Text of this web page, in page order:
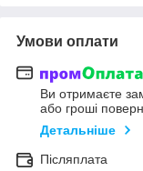
Умови оплати
Ви отримаєте
або гроші
Детальніше
Післяплата